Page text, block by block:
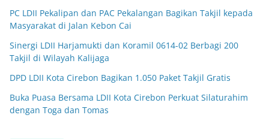
PC LDII Pekalipan dan PAC Pekalangan Bagikan Takjil kepada
Masyarakat di Jalan Kebon Cai
Sinergi LDII Harjamukti dan Koramil 0614-02 Berbagi 200
Takjil di Wilayah Kalijaga
DPD LDII Kota Cirebon Bagikan 1.050 Paket Takjil Gratis
Buka Puasa Bersama LDII Kota Cirebon Perkuat Silaturahim
dengan Toga dan Tomas